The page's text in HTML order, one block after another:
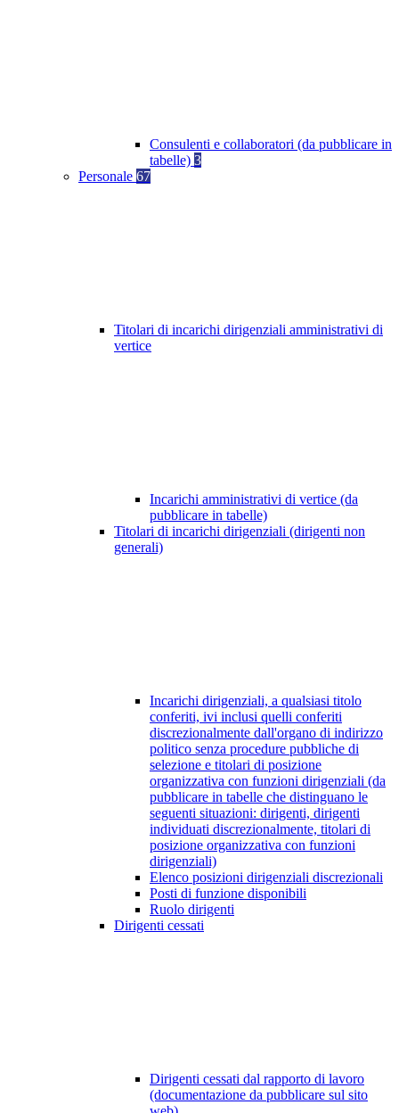
Consulenti e collaboratori (da pubblicare in
tabelle) 3
Personale 67
Titolari di incarichi dirigenziali amministrativi di
vertice
Incarichi amministrativi di vertice (da
pubblicare in tabelle)
Titolari di incarichi dirigenziali (dirigenti non
generali)
Incarichi dirigenziali, a qualsiasi titolo
conferiti, ivi inclusi quelli conferiti
discrezionalmente dall'organo di indirizzo
politico senza procedure pubbliche di
selezione e titolari di posizione
organizzativa con funzioni dirigenziali (da
pubblicare in tabelle che distinguano le
seguenti situazioni: dirigenti, dirigenti
individuati discrezionalmente, titolari di
posizione organizzativa con funzioni
dirigenziali)
Elenco posizioni dirigenziali discrezionali
Posti di funzione disponibili
Ruolo dirigenti
Dirigenti cessati
Dirigenti cessati dal rapporto di lavoro
(documentazione da pubblicare sul sito